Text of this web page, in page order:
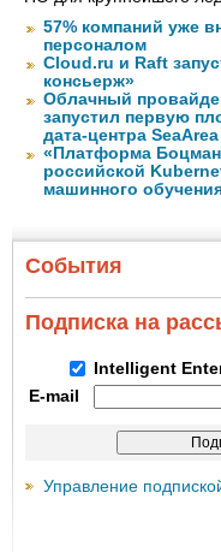
57% компаний уже
персоналом
Cloud.ru и Raft
консьерж»
Облачный
запустил первую
дата-центра
«Платформа
российской
машинного
События
Подписка на
Intelligent
E-mail
Управление